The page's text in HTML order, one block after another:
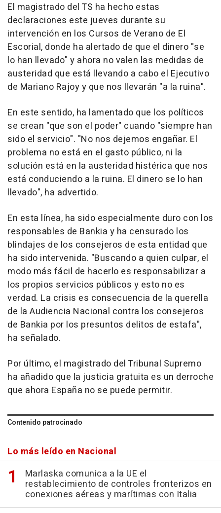
El magistrado del TS ha hecho estas
declaraciones este jueves durante su
intervención en los Cursos de Verano de El
Escorial, donde ha alertado de que el dinero "se
lo han llevado" y ahora no valen las medidas de
austeridad que está llevando a cabo el Ejecutivo
de Mariano Rajoy y que nos llevarán "a la ruina".
En este sentido, ha lamentado que los políticos
se crean "que son el poder" cuando "siempre han
sido el servicio". "No nos dejemos engañar. El
problema no está en el gasto público, ni la
solución está en la austeridad histérica que nos
está conduciendo a la ruina. El dinero se lo han
llevado", ha advertido.
En esta línea, ha sido especialmente duro con los
responsables de Bankia y ha censurado los
blindajes de los consejeros de esta entidad que
ha sido intervenida. "Buscando a quien culpar, el
modo más fácil de hacerlo es responsabilizar a
los propios servicios públicos y esto no es
verdad. La crisis es consecuencia de la querella
de la Audiencia Nacional contra los consejeros
de Bankia por los presuntos delitos de estafa",
ha señalado.
Por último, el magistrado del Tribunal Supremo
ha añadido que la justicia gratuita es un derroche
que ahora España no se puede permitir.
Contenido patrocinado
Lo más leído en Nacional
Marlaska comunica a la UE el
restablecimiento de controles fronterizos en
conexiones aéreas y marítimas con Italia